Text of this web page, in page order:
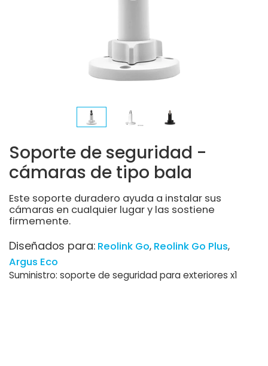
Soporte de seguridad -
cámaras de tipo bala
Este soporte duradero ayuda a instalar sus
cámaras en cualquier lugar y las sostiene
firmemente.
Diseñados para: Reolink Go Reolink Go Plus
Argus Eco
Suministro: soporte de seguridad para exteriores x1